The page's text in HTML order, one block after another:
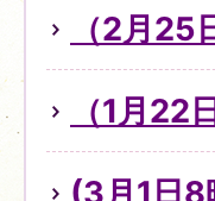
（2月
（1月